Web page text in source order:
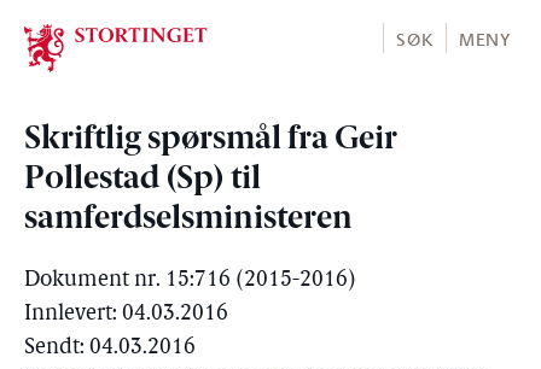
Stortinget.no
SØK MENY
Skriftlig spørsmål fra Geir
Pollestad (Sp) til
samferdselsministeren
Dokument nr. 15:716 (2015-2016)
Innlevert: 04.03.2016
Sendt: 04.03.2016